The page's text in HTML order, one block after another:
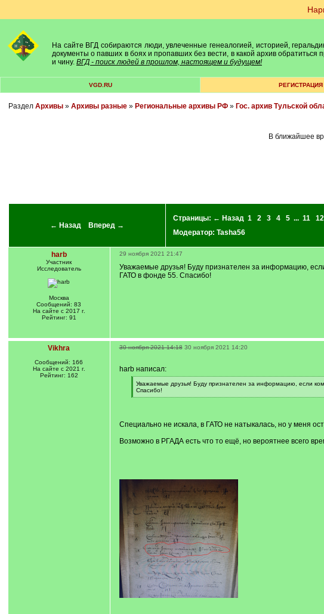
На сайте ВГД собираются люди, увлеченные генеалогией, историей,
документы о павших в боях и пропавших без вести, в какой архив
и чину. ВГД - поиск людей в прошлом, настоящем и будущем!
VGD.RU РЕГИСТРАЦИЯ
Раздел Архивы» Архивы разные» Региональные архивы РФ» Гос. архив Тульской
В ближайшее
← Назад Вперед →
Страницы: ← Назад 1 2 3 4 5 ... 11 12
Модератор: Tasha56
harb
Участник
Исследователь
Москва
Сообщений: 83
На сайте с 2017 г.
Рейтинг: 91
29 ноября 2021 21:47
Уважаемые друзья! Буду признателен за информацию,
ГАТО в фонде 55. Спасибо!
Vikhra
Сообщений: 166
На сайте с 2021 г.
Рейтинг: 162
30 ноября 2021 14:18 30 ноября 2021 14:20
harb написал:
[
q
]
Уважаемые друзья! Буду признателен за информацию, если
Спасибо!
[
Специально не искала, в ГАТО не натыкалась, но у меня
Возможно в РГАДА есть что то ещё, но вероятнее всего